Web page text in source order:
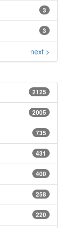
3
3
next >
2125
2005
735
431
400
258
220